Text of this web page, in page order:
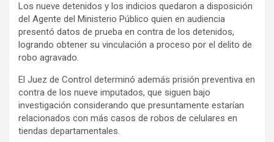
Los nueve detenidos y los indicios quedaron a disposición
del Agente del Ministerio Público quien en audiencia
presentó datos de prueba en contra de los detenidos,
logrando obtener su vinculación a proceso por el delito de
robo agravado.
El Juez de Control determinó además prisión preventiva en
contra de los nueve imputados, que siguen bajo
investigación considerando que presuntamente estarían
relacionados con más casos de robos de celulares en
tiendas departamentales.